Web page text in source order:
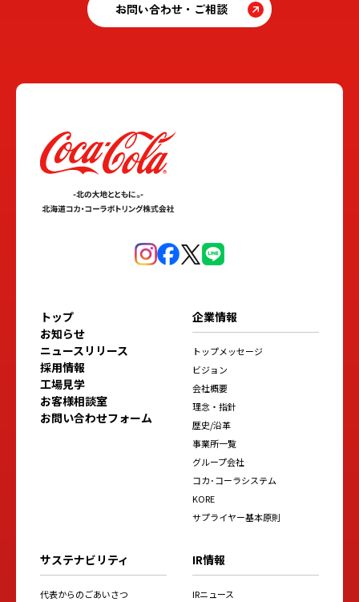
お問い合わせ・ご相談
トップ
お知らせ
ニュースリリース
採用情報
工場見学
お客様相談室
お問い合わせフォーム
企業情報
トップメッセージ
ビジョン
会社概要
理念・指針
歴史/沿革
事業所一覧
グループ会社
コカ･コーラシステム
KORE
サプライヤー基本原則
サステナビリティ
代表からのごあいさつ
IR情報
IRニュース